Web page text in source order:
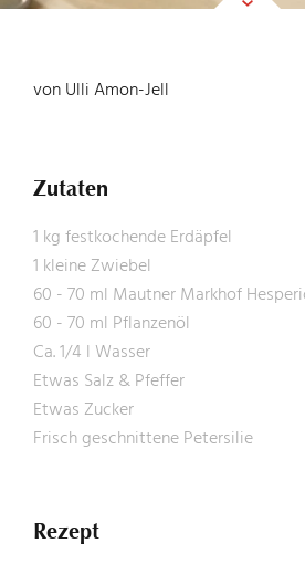
von Ulli Amon-Jell
Zutaten
1 kg festkochende Erdäpfel
1 kleine Zwiebel
60 - 70 ml Mautner Markhof
60 - 70 ml Pflanzenöl
Ca. 1/4 l Wasser
Etwas Salz & Pfeffer
Etwas Zucker
Frisch geschnittene Petersilie
Rezept